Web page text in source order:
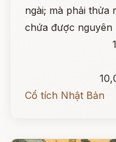
ngài; mà phải thửa
chứa được nguyên
Cổ tích Nhật Bản